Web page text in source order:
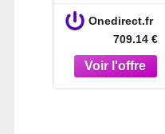
5G Entreprise
Tablette
professionnell
e durcie de
10,1 pouces
avec 5G, Wifi
Onedirect.fr
709.14 €